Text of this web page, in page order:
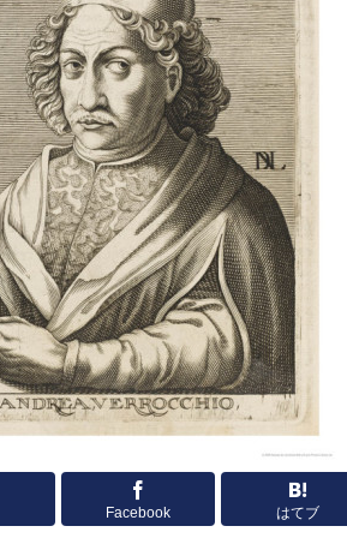
Facebook はてブ